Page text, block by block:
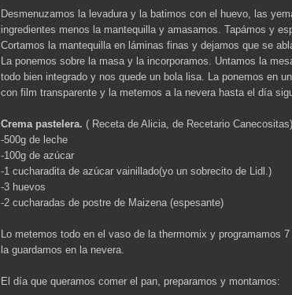
Desmenuzamos la levadura y la batimos con el huevo, las
ingredientes menos la mantequilla y amasamos. Tapámos y
Cortamos la mantequilla en láminas finas y dejamos que se
La ponemos sobre la masa y la incorporamos. Untamos la
todo bien integrado y nos quede un bola lisa. La ponemos en
con film transparente y la metemos a la nevera hasta el día
Crema pastelera. ( Receta de Alicia, de Recetario Canecositas)
-500g de leche
-100g de azúcar
-1 cucharadita de azúcar vainillado(yo un sobrecito de Lidl.)
-3 huevos
-2 cucharadas de postre de Maizena (espesante)
Lo metemos todo en el vaso de la thermomix y programamos
la guardamos en la nevera.
El día que queramos comer el pan, preparamos y montamos: